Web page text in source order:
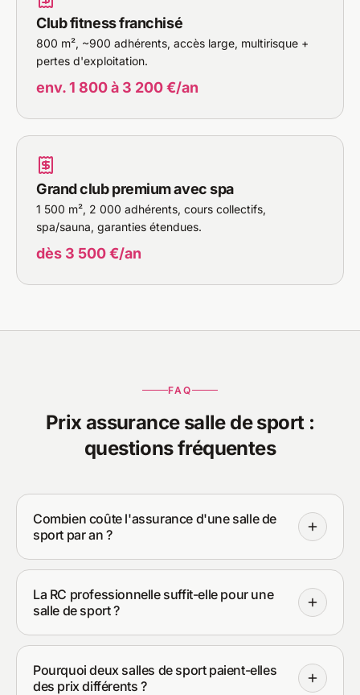
Club fitness franchisé
800 m², ~900 adhérents, accès large, multirisque +
pertes d'exploitation.
env. 1 800 à 3 200 €/an
Grand club premium avec spa
1 500 m², 2 000 adhérents, cours collectifs,
spa/sauna, garanties étendues.
dès 3 500 €/an
FAQ
Prix assurance salle de sport :
questions fréquentes
Combien coûte l'assurance d'une salle de
sport par an ?
La RC professionnelle suffit-elle pour une
salle de sport ?
Pourquoi deux salles de sport paient-elles
des prix différents ?